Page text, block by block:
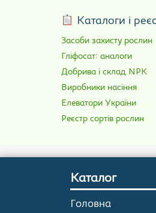
Каталоги і
Засоби захисту рослин
Гліфосат: аналоги
Добрива і склад NPK
Виробники насіння
Елеватори України
Реєстр сортів рослин
Каталог
Головна